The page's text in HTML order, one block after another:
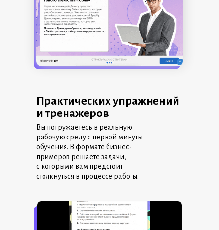
Практических упражнений
и тренажеров
Вы погружаетесь в реальную
рабочую среду с первой минуты
обучения. В формате бизнес-
примеров решаете задачи,
с которыми вам предстоит
столкнуться в процессе работы.